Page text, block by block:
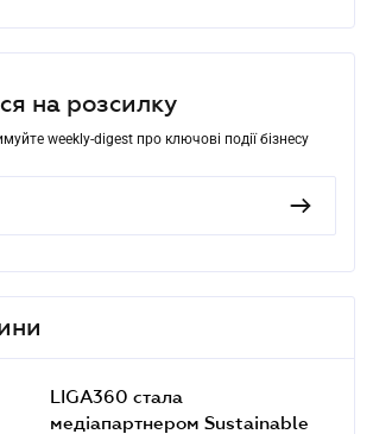
на розсилку
weekly-digest про ключові події бізнесу
LIGA360 стала
медіапартнером Sustainable